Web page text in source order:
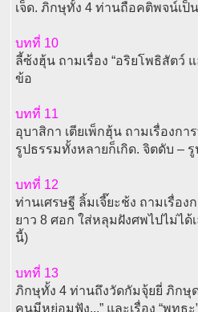
เจ็ด. ภิกษุทั้ง 4 ท่านถือคติพจน์เป็
บทที่ 10
ลี้ซ้งฮุ้น ถามเรื่อง “อริยโพธิสัตว์
ข้อ
บทที่ 11
อุบาสิกา เตียเพ็กฮุ้น ถามเรื่องก
รูปธรรมทั้งหลายก็เกิด. จิตดับ –
บทที่ 12
ท่านเศรษฐี ลิ้มเจี๊ยะช้ง ถามเรื่อ
ยาว 8 ศอก ใส่หลุมฝังศพไปไม่ได้
นี้)
บทที่ 13
ภิกษุทั้ง 4 ท่านถึงวัดกัมจุ้ยยี่ ภิกษุ
คนมีหูย่อมฟัง...” และเรื่อง “พุทธ